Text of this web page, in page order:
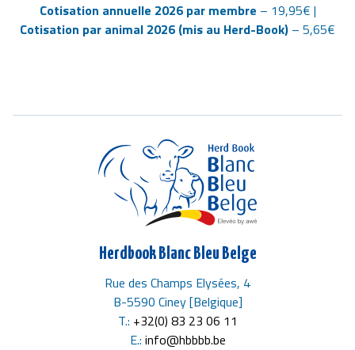
Cotisation annuelle 2026 par membre – 19,95€ |
Cotisation par animal 2026 (mis au Herd-Book) – 5,65€
Herdbook Blanc Bleu Belge
Rue des Champs Elysées, 4
B-5590 Ciney [Belgique]
T.: +32(0) 83 23 06 11
E.: info@hbbbb.be